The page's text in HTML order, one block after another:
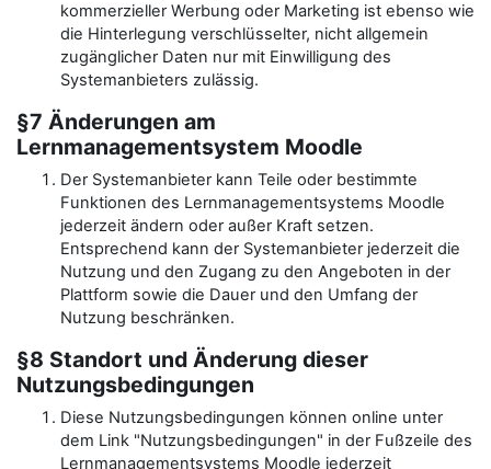
kommerzieller Werbung oder Marketing ist ebenso wie
die Hinterlegung verschlüsselter, nicht allgemein
zugänglicher Daten nur mit Einwilligung des
Systemanbieters zulässig.
§7 Änderungen am
Lernmanagementsystem Moodle
Der Systemanbieter kann Teile oder bestimmte
Funktionen des Lernmanagementsystems Moodle
jederzeit ändern oder außer Kraft setzen.
Entsprechend kann der Systemanbieter jederzeit die
Nutzung und den Zugang zu den Angeboten in der
Plattform sowie die Dauer und den Umfang der
Nutzung beschränken.
§8 Standort und Änderung dieser
Nutzungsbedingungen
Diese Nutzungsbedingungen können online unter
dem Link "Nutzungsbedingungen" in der Fußzeile des
Lernmanagementsystems Moodle jederzeit